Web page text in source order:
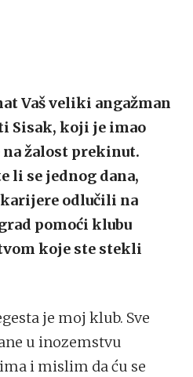
Vaš veliki angažman
Sisak, koji je imao
žalost prekinut.
li se jednog dana,
odlučili na
pomoći klubu
koje ste stekli
je moj klub. Sve
u inozemstvu
i mislim da ću se